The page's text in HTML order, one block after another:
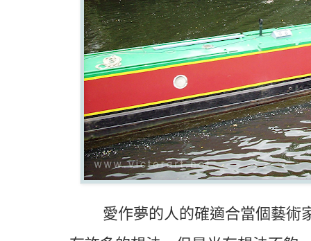
愛作夢的人的確適合當個藝術